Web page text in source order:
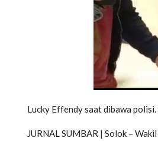
Lucky Effendy saat dibawa
JURNAL SUMBAR | Solok –